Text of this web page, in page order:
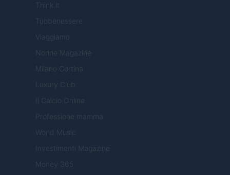
Think.it
Tuobenessere
Viaggiamo
Nonne Magazine
Milano Cortina
Luxury Club
Il Calcio Online
Professione mamma
World Music
Investimenti Magazine
Money 365